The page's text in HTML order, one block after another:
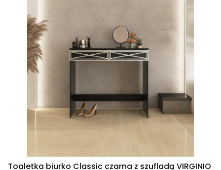
Toaletka biurko Classic czarna z szufladą VIRGINIO